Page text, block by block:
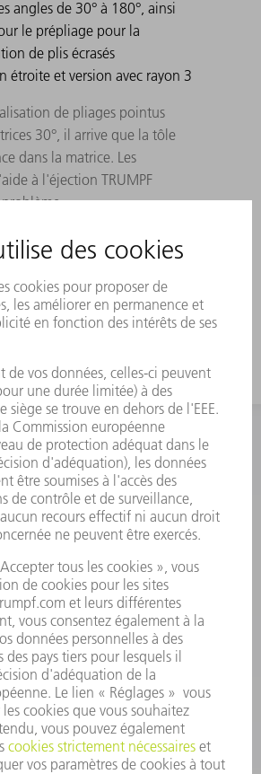
angles de 30° à 180°, ainsi
le prépliage pour la
de plis écrasés
étroite et version avec rayon 3
de pliages pointus
30°, il arrive que la tôle
dans la matrice. Les
à l'éjection TRUMPF
sur les outils
même manière que sur les
Les outils bigornes sont
des portions de 100 mm.
INFORMATION
Foire aux questions
Termes et conditions
CONTACT
01 48 17 37 73
- Jeu 08:00h - 16:30h
Ven 08:00h - 12:30h
CONTACT
Pièces Détachées
01 48 17 37 57
– Ven 8:30h - 17:30h